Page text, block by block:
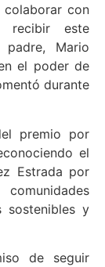
colaborar con
este
Mario
el poder de
durante
premio por
el
Estrada por
sostenibles y
de seguir